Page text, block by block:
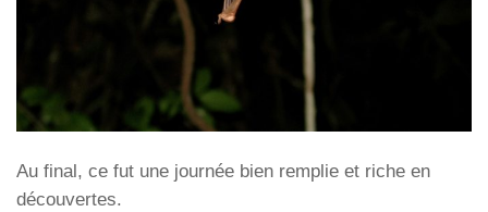
Au final, ce fut une journée bien remplie et riche en
découvertes.